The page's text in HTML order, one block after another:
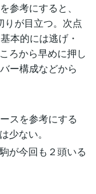
参考にすると、
りが目立つ。次点
本的には逃げ・
ろから早めに押し
ー構成などから
スを参考にする
少ない。
が今回も２頭いる